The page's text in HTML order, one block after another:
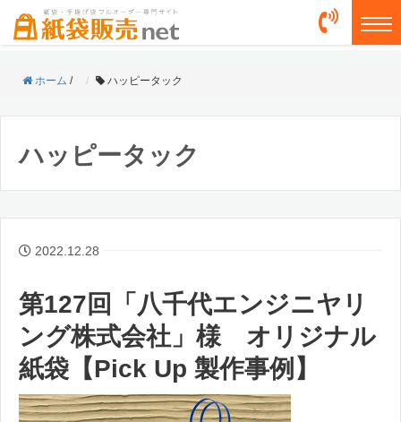
ホーム / ハッピータック
ハッピータック
2022.12.28
第127回「八千代エンジニヤリ
ング株式会社」様 オリジナル
紙袋【Pick Up 製作事例】